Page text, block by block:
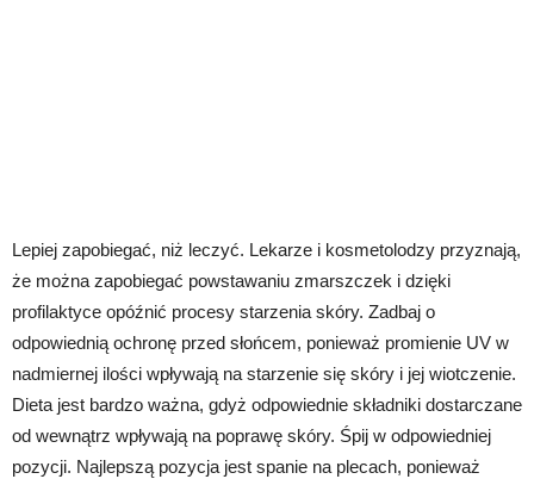
Lepiej zapobiegać, niż leczyć. Lekarze i kosmetolodzy przyznają,
że można zapobiegać powstawaniu zmarszczek i dzięki
profilaktyce opóźnić procesy starzenia skóry. Zadbaj o
odpowiednią ochronę przed słońcem, ponieważ promienie UV w
nadmiernej ilości wpływają na starzenie się skóry i jej wiotczenie.
Dieta jest bardzo ważna, gdyż odpowiednie składniki dostarczane
od wewnątrz wpływają na poprawę skóry. Śpij w odpowiedniej
pozycji. Najlepszą pozycja jest spanie na plecach, ponieważ